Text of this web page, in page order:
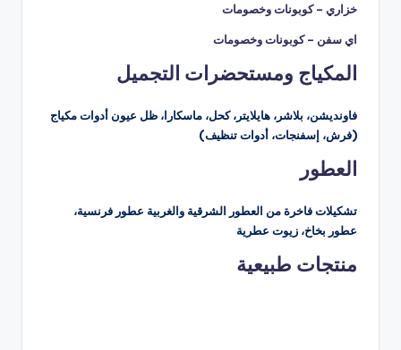
خزاري – كوبونات وخصومات
اي سفن – كوبونات وخصومات
المكياج ومستحضرات التجميل
فاونديشن، بلاشر، هايلايتر، كحل، ماسكارا، ظل عيون أدوات مكياج
(فرش، إسفنجات، أدوات تنظيف)
العطور
تشكيلات فاخرة من العطور الشرقية والغربية عطور فرنسية،
عطور بخاخ، زيوت عطرية
منتجات طبيعية